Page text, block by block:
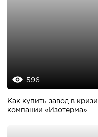
596
Как купить завод в
компании «Изотерма»